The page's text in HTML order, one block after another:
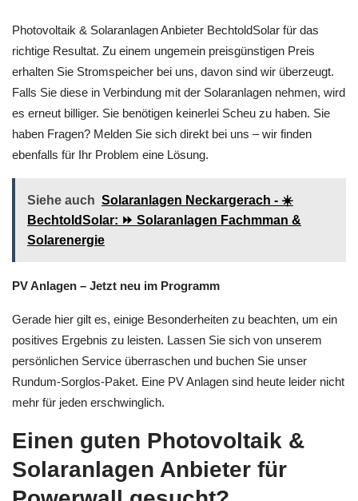
Photovoltaik & Solaranlagen Anbieter BechtoldSolar für das
richtige Resultat. Zu einem ungemein preisgünstigen Preis
erhalten Sie Stromspeicher bei uns, davon sind wir überzeugt.
Falls Sie diese in Verbindung mit der Solaranlagen nehmen, wird
es erneut billiger. Sie benötigen keinerlei Scheu zu haben. Sie
haben Fragen? Melden Sie sich direkt bei uns – wir finden
ebenfalls für Ihr Problem eine Lösung.
Siehe auch Solaranlagen Neckargerach - ☀️
BechtoldSolar: ⏩ Solaranlagen Fachmman &
Solarenergie
PV Anlagen – Jetzt neu im Programm
Gerade hier gilt es, einige Besonderheiten zu beachten, um ein
positives Ergebnis zu leisten. Lassen Sie sich von unserem
persönlichen Service überraschen und buchen Sie unser
Rundum-Sorglos-Paket. Eine PV Anlagen sind heute leider nicht
mehr für jeden erschwinglich.
Einen guten Photovoltaik &
Solaranlagen Anbieter für